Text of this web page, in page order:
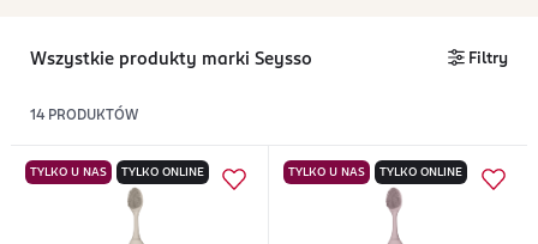
Wszystkie produkty marki Seysso Filtry
14 PRODUKTÓW
TYLKO U NAS TYLKO ONLINE TYLKO U NAS TYLKO ONLINE